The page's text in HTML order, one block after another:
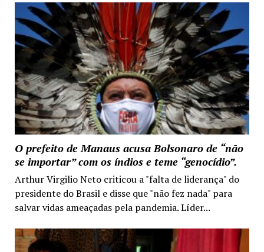
O prefeito de Manaus acusa Bolsonaro de “não
se importar” com os índios e teme “genocídio”.
Arthur Virgilio Neto criticou a "falta de liderança" do
presidente do Brasil e disse que "não fez nada" para
salvar vidas ameaçadas pela pandemia. Líder...